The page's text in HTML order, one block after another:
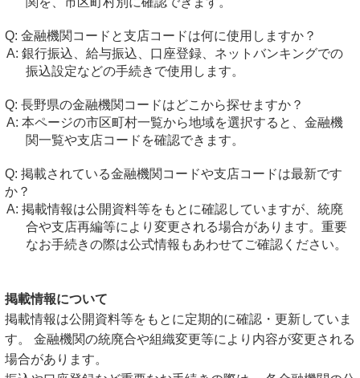
金融機関コードと支店コードは何に使用しますか？
銀行振込、給与振込、口座登録、ネットバンキングでの
振込設定などの手続きで使用します。
長野県の金融機関コードはどこから探せますか？
本ページの市区町村一覧から地域を選択すると、金融機
関一覧や支店コードを確認できます。
掲載されている金融機関コードや支店コードは最新です
か？
掲載情報は公開資料等をもとに確認していますが、統廃
合や支店再編等により変更される場合があります。重要
なお手続きの際は公式情報もあわせてご確認ください。
掲載情報について
掲載情報は公開資料等をもとに定期的に確認・更新していま
す。 金融機関の統廃合や組織変更等により内容が変更される
場合があります。